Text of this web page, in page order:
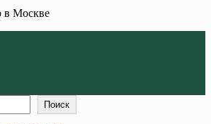
в Москве
Поиск